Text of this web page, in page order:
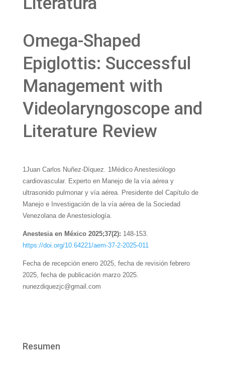
Omega-Shaped
Epiglottis: Successful
Management with
Videolaryngoscope and
Literature Review
1Juan Carlos Nuñez-Díquez. 1Médico Anestesiólogo
cardiovascular. Experto en Manejo de la vía aérea y
ultrasonido pulmonar y vía aérea. Presidente del Capítulo de
Manejo e Investigación de la vía aérea de la Sociedad
Venezolana de Anestesiología.
Anestesia en México 2025;37(2): 148-153.
https://doi.org/10.64221/aem-37-2-2025-011
Fecha de recepción enero 2025, fecha de revisión febrero
2025, fecha de publicación marzo 2025.
nunezdiquezjc@gmail.com
Resumen